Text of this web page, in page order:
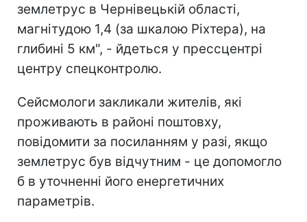
землетрус в Чернівецькій області,
магнітудою 1,4 (за шкалою Ріхтера), на
глибині 5 км", - йдеться у прессцентрі
центру спецконтролю.
Сейсмологи закликали жителів, які
проживають в районі поштовху,
повідомити за посиланням у разі, якщо
землетрус був відчутним - це допомогло
б в уточненні його енергетичних
параметрів.